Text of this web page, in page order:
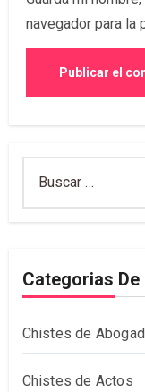
navegador para la
Categorias De
Chistes de
Chistes de Actos